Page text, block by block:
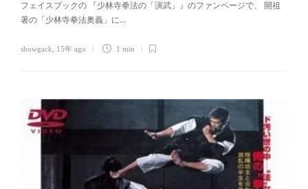
フェイスブックの 『少林寺拳法の「演武」』のファンページで、 開祖
著の「少林寺拳法奥義」に…
showgack 15年 ago 1 min